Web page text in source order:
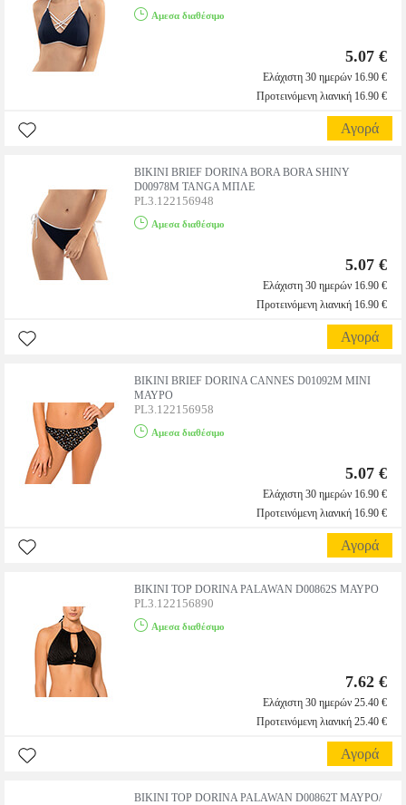
Αμεσα διαθέσιμο
5.07 €
Ελάχιστη 30 ημερών 16.90 €
Προτεινόμενη λιανική 16.90 €
Αγορά
BIKINI BRIEF DORINA BORA BORA SHINY
D00978M TANGA ΜΠΛΕ
PL3.122156948
Αμεσα διαθέσιμο
5.07 €
Ελάχιστη 30 ημερών 16.90 €
Προτεινόμενη λιανική 16.90 €
Αγορά
BIKINI BRIEF DORINA CANNES D01092M MINI
ΜΑΥΡΟ
PL3.122156958
Αμεσα διαθέσιμο
5.07 €
Ελάχιστη 30 ημερών 16.90 €
Προτεινόμενη λιανική 16.90 €
Αγορά
BIKINI TOP DORINA PALAWAN D00862S ΜΑΥΡΟ
PL3.122156890
Αμεσα διαθέσιμο
7.62 €
Ελάχιστη 30 ημερών 25.40 €
Προτεινόμενη λιανική 25.40 €
Αγορά
BIKINI TOP DORINA PALAWAN D00862T ΜΑΥΡΟ/